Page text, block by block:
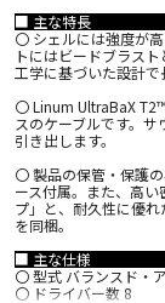
■ 主な特長
〇 シェルには強度が
トにはビードブラス
工学に基づいた設計で
〇 Linum UltraBaX
スのケーブルです。
引き出します。
〇 製品の保管・保護
ース付属。また、高
プ」と、耐久性に優
を同梱。
■ 主な仕様
〇 型式 バランスド・
〇 ドライバー数 8